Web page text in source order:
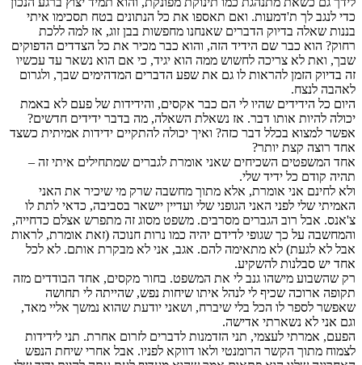
כדי לנגב לך ת'דמעות. ואם תאספו את כל הנתונים בטח תסכימו איתי
בננות שאלה בדיוק הדברים שאנחנו מחפשות בבן זוג, אז למה ללכת
רחוק? הוא כבר שם הידיד הזה, והוא כבר מכיר את כל הצדדים הדפוקים
שבך, ואת לא צריכה לחשוש ממה הוא יגיד, כי אם הוא נשאר עד עכשיו
זה בדיוק הזמן להראות לו גם את שפע הדברים המדהימים שבך, ולגרום
לאהבה לנצח.
היום כל הידידים שהיו לי הם כבר אקסים, והידידות של פעם לא באמת
יכולה להיות אותו דבר. אז נשאלת השאלה, מה בדבר ידידים חדשים?
אפשר למצוא בכלל דבר כזה? ואיך יכולה להתקיים ידידות אמיתית כשצד
אחד רוצה קצת יותר?
אחד המשפטים השכיחים שאני אומרת לגברים שמתחילים איתי זה –
תהיה קודם כל ידיד שלי.
ולא לחינם אני אומרת, אלא מתוך מחשבה שרק מי שיכיר את האני
האמיתי שלי לפני האני הגופני שלי ועדיין יישאר בסביבה, כדאי לתת לו
צ'אנס. אבל רוב הגברים מסרבים. משפט מסוג זה מתפרש אצלם כדחייה,
והמחשבה על כך שגופי לדידם יהיה כמו נרות חנוכה (זאת אומרת, לראות
אבל לא לגעת) לא מתאימה להם. אגב, אני לא מבקרת אותם. לא לכל
אחד יש סבלנות להשקיע.
רק שהשבוע מישהו גנב לי את המשפט. בחור מקסים, אחד הבודדים מזה
תקופה ארוכה שכיף לי לנהל איתו שיחות נפש, שהייתה לי תחושה
שאפשר לספר לו הכל בלי שיברח, ושאני יודעת שהוא נמשך אליי מאד,
וגם אני לא נשארתי אדישה.
הפעם, אמרתי לעצמי, תני הזדמנות לדברים לזרום אחרת. תני לידידות
לצמוח מתוך הקשר הרומנטי ולאו דווקא לפניו. אבל אחרי שיחת הנפש